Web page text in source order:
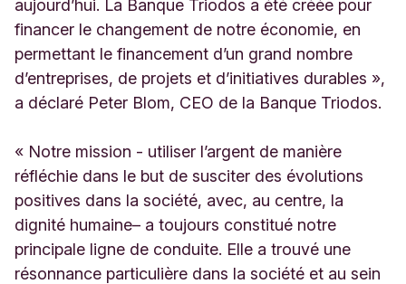
aujourd’hui. La Banque Triodos a été créée pour
financer le changement de notre économie, en
permettant le financement d’un grand nombre
d’entreprises, de projets et d’initiatives durables »,
a déclaré Peter Blom, CEO de la Banque Triodos.
« Notre mission - utiliser l’argent de manière
réfléchie dans le but de susciter des évolutions
positives dans la société, avec, au centre, la
dignité humaine– a toujours constitué notre
principale ligne de conduite. Elle a trouvé une
résonnance particulière dans la société et au sein